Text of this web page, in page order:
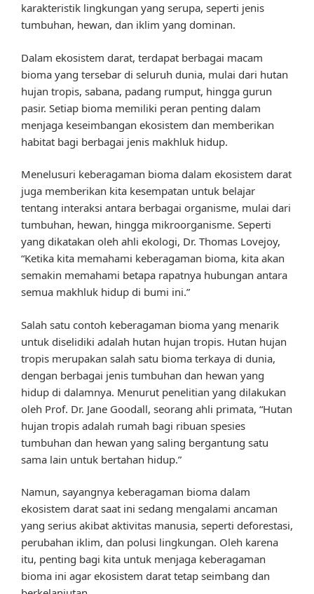
karakteristik lingkungan yang serupa, seperti jenis
tumbuhan, hewan, dan iklim yang dominan.
Dalam ekosistem darat, terdapat berbagai macam
bioma yang tersebar di seluruh dunia, mulai dari hutan
hujan tropis, sabana, padang rumput, hingga gurun
pasir. Setiap bioma memiliki peran penting dalam
menjaga keseimbangan ekosistem dan memberikan
habitat bagi berbagai jenis makhluk hidup.
Menelusuri keberagaman bioma dalam ekosistem darat
juga memberikan kita kesempatan untuk belajar
tentang interaksi antara berbagai organisme, mulai dari
tumbuhan, hewan, hingga mikroorganisme. Seperti
yang dikatakan oleh ahli ekologi, Dr. Thomas Lovejoy,
“Ketika kita memahami keberagaman bioma, kita akan
semakin memahami betapa rapatnya hubungan antara
semua makhluk hidup di bumi ini.”
Salah satu contoh keberagaman bioma yang menarik
untuk diselidiki adalah hutan hujan tropis. Hutan hujan
tropis merupakan salah satu bioma terkaya di dunia,
dengan berbagai jenis tumbuhan dan hewan yang
hidup di dalamnya. Menurut penelitian yang dilakukan
oleh Prof. Dr. Jane Goodall, seorang ahli primata, “Hutan
hujan tropis adalah rumah bagi ribuan spesies
tumbuhan dan hewan yang saling bergantung satu
sama lain untuk bertahan hidup.”
Namun, sayangnya keberagaman bioma dalam
ekosistem darat saat ini sedang mengalami ancaman
yang serius akibat aktivitas manusia, seperti deforestasi,
perubahan iklim, dan polusi lingkungan. Oleh karena
itu, penting bagi kita untuk menjaga keberagaman
bioma ini agar ekosistem darat tetap seimbang dan